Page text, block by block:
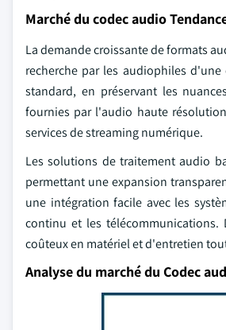
Marché du codec audio
La demande croissante de formats
recherche par les audiophiles
standard, en préservant les
fournies par l'audio haute
services de streaming numérique.
Les solutions de traitement audio
permettant une expansion
une intégration facile avec les
continu et les
coûteux en matériel et d'entretien
Analyse du marché du Codec